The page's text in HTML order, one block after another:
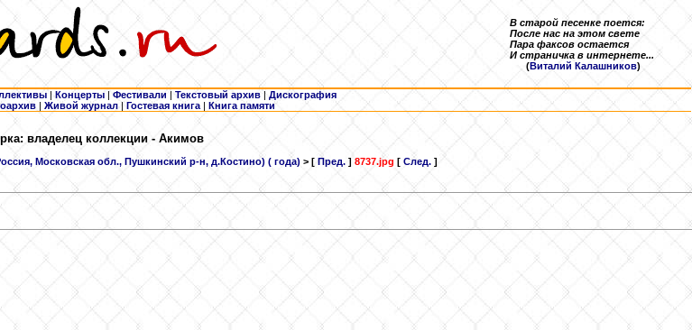
В старой песенке поется:
После нас на этом свете
Пара факсов остается
И страничка в интернете...
(Виталий Калашников)
| Концерты | Фестивали | Текстовый архив | Дискография
| Живой журнал |Гостевая книга | Книга памяти
владелец коллекции - Акимов
Московская обл., Пушкинский р-н, д.Костино) ( года) > [ Пред. ] 8737.jpg [ След. ]